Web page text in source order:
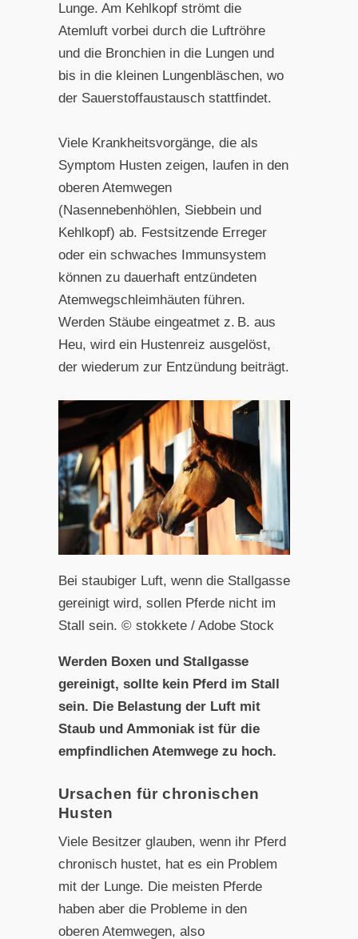
Lunge. Am Kehlkopf strömt die
Atemluft vorbei durch die Luftröhre
und die Bronchien in die Lungen und
bis in die kleinen Lungenbläschen, wo
der Sauerstoffaustausch stattfindet.
Viele Krankheitsvorgänge, die als
Symptom Husten zeigen, laufen in den
oberen Atemwegen
(Nasennebenhöhlen, Siebbein und
Kehlkopf) ab. Festsitzende Erreger
oder ein schwaches Immunsystem
können zu dauerhaft entzündeten
Atemwegschleimhäuten führen.
Werden Stäube eingeatmet z. B. aus
Heu, wird ein Hustenreiz ausgelöst,
der wiederum zur Entzündung beiträgt.
Bei staubiger Luft, wenn die Stallgasse
gereinigt wird, sollen Pferde nicht im
Stall sein. © stokkete / Adobe Stock
Werden Boxen und Stallgasse
gereinigt, sollte kein Pferd im Stall
sein. Die Belastung der Luft mit
Staub und Ammoniak ist für die
empfindlichen Atemwege zu hoch.
Ursachen für chronischen
Husten
Viele Besitzer glauben, wenn ihr Pferd
chronisch hustet, hat es ein Problem
mit der Lunge. Die meisten Pferde
haben aber die Probleme in den
oberen Atemwegen, also